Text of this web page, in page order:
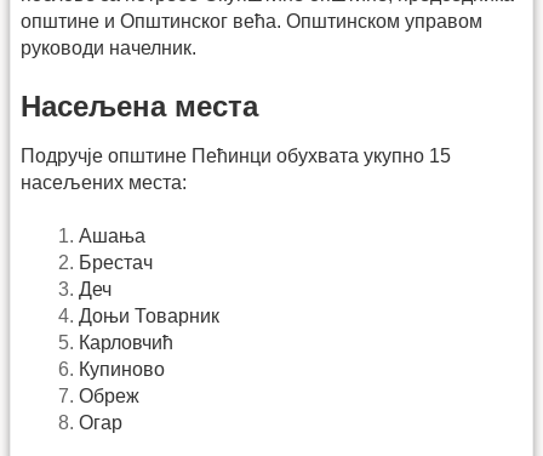
општине и Општинског већа. Општинском управом
руководи начелник.
Насељена места
Подручје општине Пећинци обухвата укупно 15
насељених места:
Ашања
Брестач
Деч
Доњи Товарник
Карловчић
Купиново
Обреж
Огар